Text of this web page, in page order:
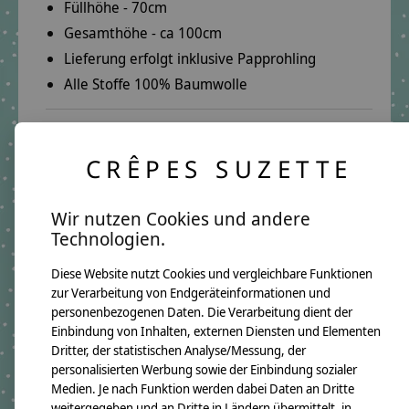
Füllhöhe - 70cm
Gesamthöhe - ca 100cm
Lieferung erfolgt inklusive Papprohling
Alle Stoffe 100% Baumwolle
Herzliche Beratung per E-Mail oder Telefon:
Telefon:+49 221 2616939
Schnelle Lieferung:
In wenigen Tagen kannst Du deine Schultüte in
deinen Händen halten.
Über 15 Jahre Erfahrung:
Auf unsere Qualität ist Verlass.
Lange Freude garantiert.
CRÊPES SUZETTE
Wir nutzen Cookies und andere
Technologien.
Diese Website nutzt Cookies und vergleichbare Funktionen
zur Verarbeitung von Endgeräteinformationen und
personenbezogenen Daten. Die Verarbeitung dient der
Einbindung von Inhalten, externen Diensten und Elementen
Dritter, der statistischen Analyse/Messung, der
personalisierten Werbung sowie der Einbindung sozialer
Medien. Je nach Funktion werden dabei Daten an Dritte